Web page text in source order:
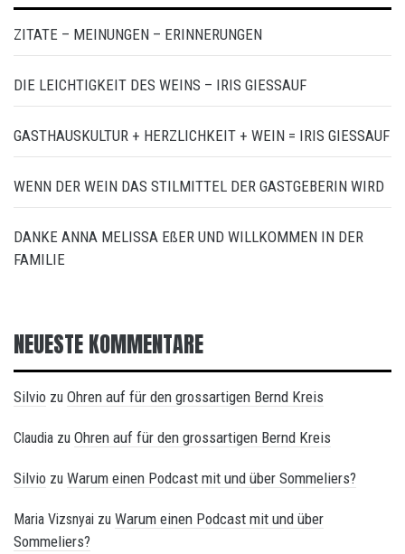
ZITATE – MEINUNGEN – ERINNERUNGEN
DIE LEICHTIGKEIT DES WEINS – IRIS GIESSAUF
GASTHAUSKULTUR + HERZLICHKEIT + WEIN = IRIS GIESSAUF
WENN DER WEIN DAS STILMITTEL DER GASTGEBERIN WIRD
DANKE ANNA MELISSA EßER UND WILLKOMMEN IN DER
FAMILIE
NEUESTE KOMMENTARE
Silvio zu Ohren auf für den grossartigen Bernd Kreis
Claudia zu Ohren auf für den grossartigen Bernd Kreis
Silvio zu Warum einen Podcast mit und über Sommeliers?
Maria Vizsnyai zu Warum einen Podcast mit und über
Sommeliers?